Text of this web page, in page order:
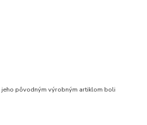
pôvodným výrobným artiklom boli